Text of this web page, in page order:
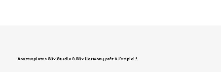
Vos templates Wix Studio & Wix Harmony prêt à l'emploi !